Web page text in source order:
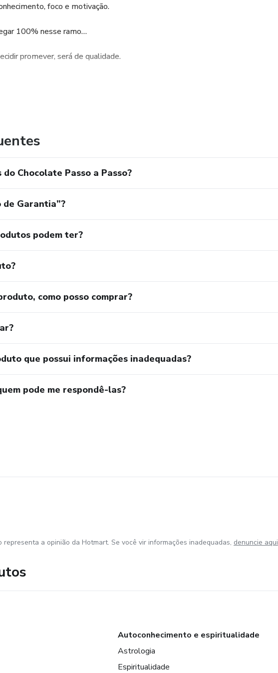
foco e motivação.
100% nesse ramo…
promever, será de qualidade.
por dinheiro e sim para transformar vidas para sempre.
Chocolate Passo a Passo?
de Garantia”?
podem ter?
como posso comprar?
que possui informações inadequadas?
pode me respondê-las?
a opinião da Hotmart. Se você vir informações inadequadas, denuncie aqui
Autoconhecimento e espiritualidade
Astrologia
Espiritualidade